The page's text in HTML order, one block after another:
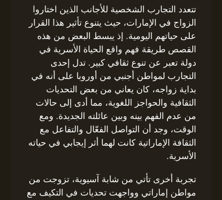
تتعدد التجارب الشخصية للأجانب الذين اختاروا
الزواج في الإمارات، حيث يتنوع تأثير هذا القرار
على حياتهم اليومية. إذ يبسط البعض من هذه
القصص طريقة فهم واقع الحياة الأسرية في
دولة تعبر عن تنوع ثقافي كبير. تدل إحدى
التجارب لمواطن أجنبي من أوروبا على أنه في
بداية زواجه، كان يعاني من بعض التحديات
الثقافية والحواجز اللغوية، مما أدى إلى حالات
من عدم الفهم بينه وبين عائلته الجديدة. ومع
الوقت، وجد أن التواصل الفعّال والتفاعل مع
الثقافة الإماراتية كانت لهما أثر إيجابي في حياته
الأسرية.
تجربة أخرى تأتي من شابة آسيوية، تزوجت من
مواطن إماراتي وواجهت تحديات في التكيف مع